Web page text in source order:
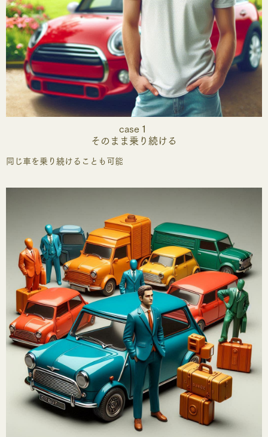
case１
そのまま乗り続ける
同じ車を乗り続けることも可能